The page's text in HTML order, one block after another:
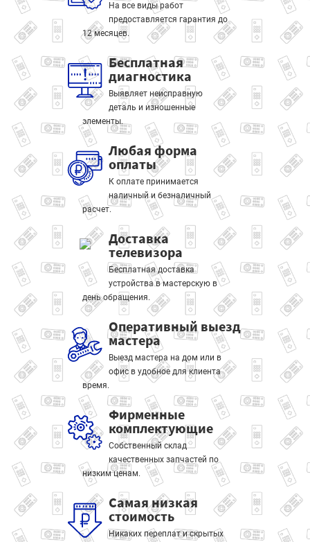
На все виды работ
предоставляется гарантия до
12 месяцев.
Бесплатная
диагностика
Выявляет неисправную
деталь и изношенные
элементы.
Любая форма
оплаты
К оплате принимается
наличный и безналичный
расчет.
Доставка
телевизора
Бесплатная доставка
устройства в мастерскую в
день обращения.
Оперативный выезд
мастера
Выезд мастера на дом или в
офис в удобное для клиента
время.
Фирменные
комплектующие
Собственный склад
качественных запчастей по
низким ценам.
Самая низкая
стоимость
Никаких переплат и скрытых